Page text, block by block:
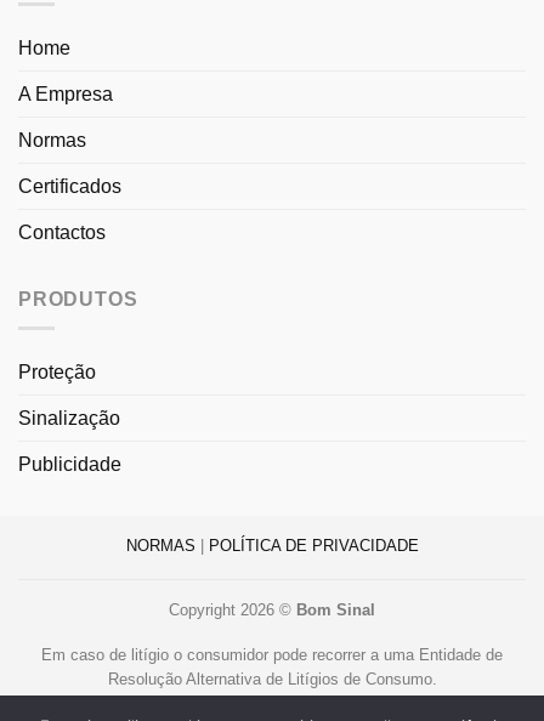
Home
A Empresa
Normas
Certificados
Contactos
PRODUTOS
Proteção
Sinalização
Publicidade
NORMAS POLÍTICA DE PRIVACIDADE
Copyright 2026 © Bom Sinal
Em caso de litígio o consumidor pode recorrer a uma Entidade de
Resolução Alternativa de Litígios de Consumo.